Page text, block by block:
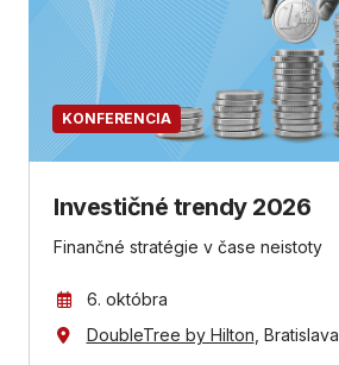
KONFERENCIA
Investičné trendy 2026
Finančné stratégie v čase neistoty
6. októbra
DoubleTree by Hilton , Bratislava